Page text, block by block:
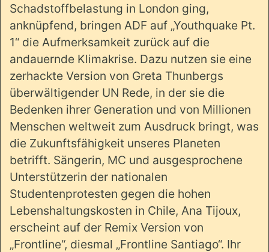
Schadstoffbelastung in London ging,
anknüpfend, bringen ADF auf „Youthquake Pt.
1“ die Aufmerksamkeit zurück auf die
andauernde Klimakrise. Dazu nutzen sie eine
zerhackte Version von Greta Thunbergs
überwältigender UN Rede, in der sie die
Bedenken ihrer Generation und von Millionen
Menschen weltweit zum Ausdruck bringt, was
die Zukunftsfähigkeit unseres Planeten
betrifft. Sängerin, MC und ausgesprochene
Unterstützerin der nationalen
Studentenprotesten gegen die hohen
Lebenshaltungskosten in Chile, Ana Tijoux,
erscheint auf der Remix Version von
„Frontline“, diesmal „Frontline Santiago“. Ihr